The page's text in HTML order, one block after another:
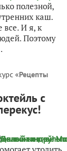
полезной,
каш.
все. И я, к
Поэтому
«Рецепты
с